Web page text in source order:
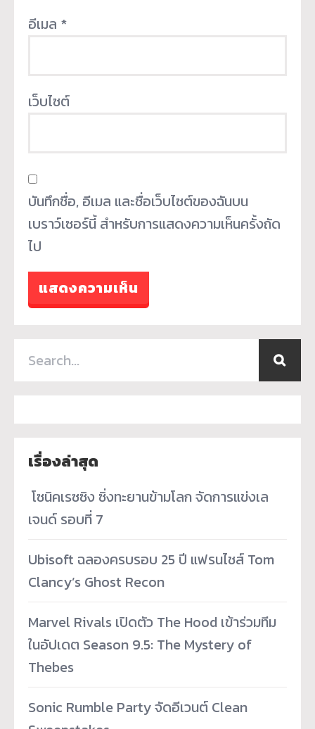
อีเมล *
เว็บไซต์
บันทึกชื่อ, อีเมล และชื่อเว็บไซต์ของฉันบน
เบราว์เซอร์นี้ สำหรับการแสดงความเห็นครั้งถัด
ไป
เรื่องล่าสุด
­ โซนิคเรซซิง ซิ่งทะยานข้ามโลก จัดการแข่งเล
เจนด์ รอบที่ 7
Ubisoft ฉลองครบรอบ 25 ปี แฟรนไชส์ Tom
Clancy’s Ghost Recon
Marvel Rivals เปิดตัว The Hood เข้าร่วมทีม
ในอัปเดต Season 9.5: The Mystery of
Thebes
Sonic Rumble Party จัดอีเวนต์ Clean